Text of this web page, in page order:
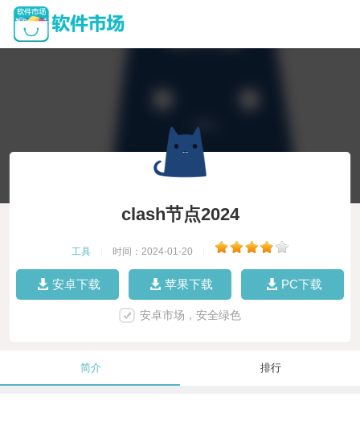
clash节点2024
工具 时间：2024-01-20
安卓下载 苹果下载 PC下载
安卓市场，安全绿色
简介 排行